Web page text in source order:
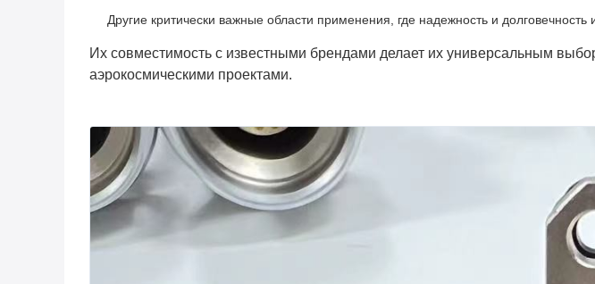
Другие критически важные области применения, где надежность и
Их совместимость с известными брендами делает их универсальным
аэрокосмическими проектами.